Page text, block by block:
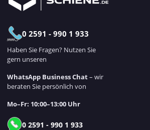
0 2591 - 990 1 933
Haben Sie Fragen? Nutzen Sie
gern unseren
WhatsApp Business Chat– wir
beraten Sie persönlich von
Mo–Fr: 10:00–13:00 Uhr
0 2591 - 990 1 933